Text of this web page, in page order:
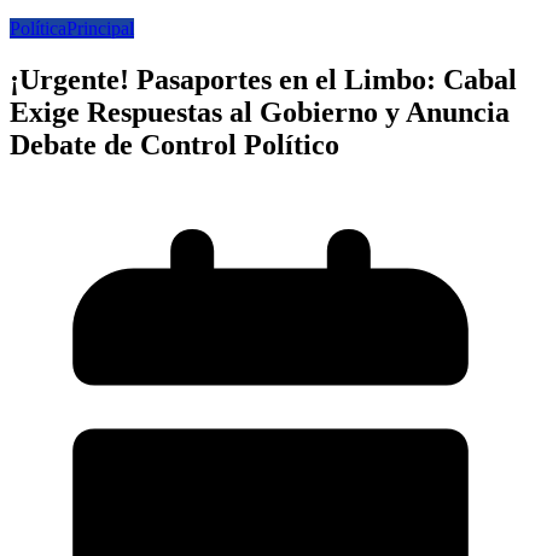
PolíticaPrincipal
¡Urgente! Pasaportes en el Limbo: Cabal
Exige Respuestas al Gobierno y Anuncia
Debate de Control Político